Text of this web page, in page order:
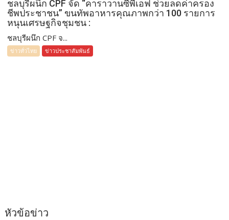
ชลบุรีผนึก CPF จัด “คาราวานซีพีเอฟ ช่วยลดค่าครอง
ชีพประชาชน” ขนทัพอาหารคุณภาพกว่า 100 รายการ
หนุนเศรษฐกิจชุมชน :
ชลบุรีผนึก CPF จ...
ข่าวทั่วไทย ข่าวประชาสัมพันธ์
หัวข้อข่าว